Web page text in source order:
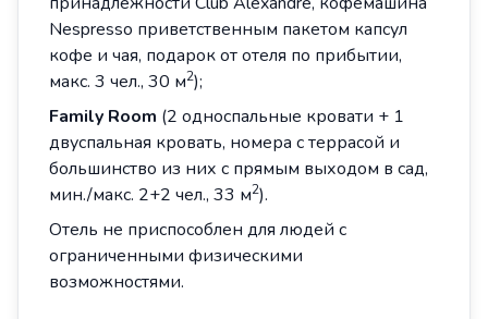
Nespresso приветственным пакетом капсул
кофе и чая, подарок от отеля по прибытии,
макс. 3 чел., 30 м2);
Family Room (2 односпальные кровати + 1
двуспальная кровать, номера с террасой и
большинство из них с прямым выходом в сад,
мин./макс. 2+2 чел., 33 м2).
Отель не приспособлен для людей с
ограниченными физическими
возможностями.